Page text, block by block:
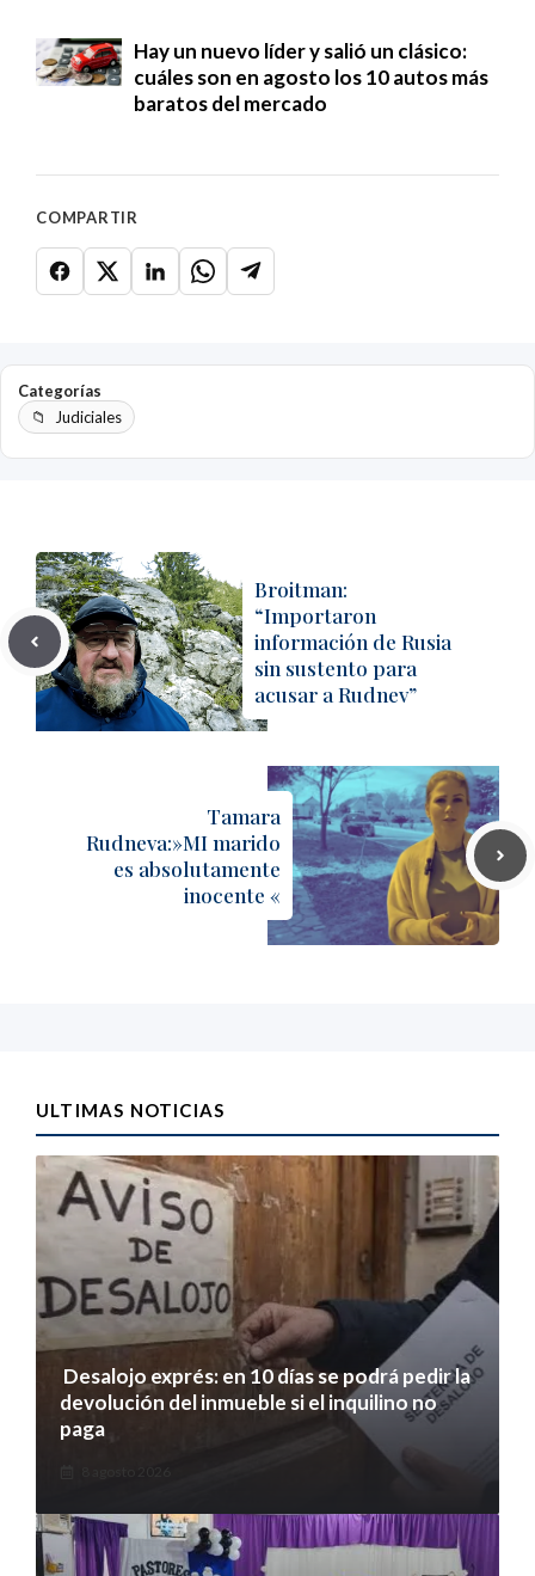
Hay un nuevo líder y salió un clásico:
cuáles son en agosto los 10 autos más
baratos del mercado
COMPARTIR
Categorías
Judiciales
Broitman:
“Importaron
información de Rusia
sin sustento para
acusar a Rudnev”
Tamara
Rudneva:»MI marido
es absolutamente
inocente «
ULTIMAS NOTICIAS
Desalojo exprés: en 10 días se podrá pedir la
devolución del inmueble si el inquilino no
paga